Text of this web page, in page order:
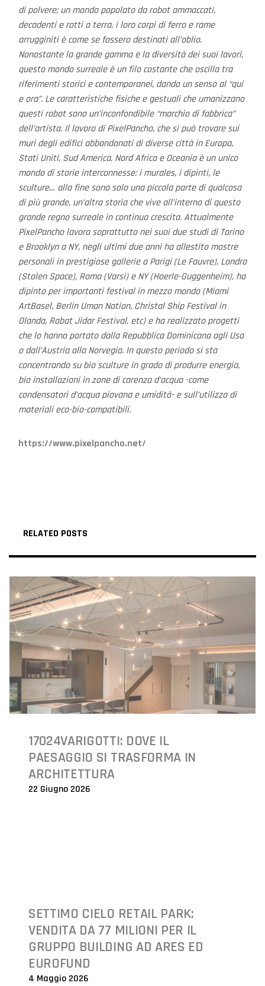
di polvere; un mondo popolato da robot ammaccati,
decadenti e rotti a terra, i loro corpi di ferro e rame
arrugginiti è come se fossero destinati all’oblio.
Nonostante la grande gamma e la diversità dei suoi lavori,
questo mondo surreale è un filo costante che oscilla tra
riferimenti storici e contemporanei, dando un senso al “qui
e ora”. Le caratteristiche fisiche e gestuali che umanizzano
questi robot sono un’inconfondibile “marchio di fabbrica”
dell’artista. Il lavoro di PixelPancho, che si può trovare sui
muri degli edifici abbandonati di diverse città in Europa,
Stati Uniti, Sud America, Nord Africa e Oceania è un unico
mondo di storie interconnesse: i murales, i dipinti, le
sculture… alla fine sono solo una piccola parte di qualcosa
di più grande, un’altra storia che vive all’interno di questo
grande regno surreale in continua crescita. Attualmente
PixelPancho lavora soprattutto nei suoi due studi di Torino
e Brooklyn a NY, negli ultimi due anni ha allestito mostre
personali in prestigiose gallerie a Parigi (Le Fauvre), Londra
(Stolen Space), Roma (Varsi) e NY (Hoerle-Guggenheim), ha
dipinto per importanti festival in mezzo mondo (Miami
ArtBasel, Berlin Uman Nation, Christal Ship Festival in
Olanda, Rabat Jidar Festival, etc) e ha realizzato progetti
che lo hanno portato dalla Repubblica Dominicana agli Usa
o dall’Austria alla Norvegia. In questo periodo si sta
concentrando su bio sculture in grado di produrre energia,
bio installazioni in zone di carenza d’acqua -come
condensatori d’acqua piovana e umidità- e sull’utilizzo di
materiali eco-bio-compatibili.
https://www.pixelpancho.net/
RELATED POSTS
17024VARIGOTTI: DOVE IL
PAESAGGIO SI TRASFORMA IN
ARCHITETTURA
22 Giugno 2026
SETTIMO CIELO RETAIL PARK:
VENDITA DA 77 MILIONI PER IL
GRUPPO BUILDING AD ARES ED
EUROFUND
4 Maggio 2026